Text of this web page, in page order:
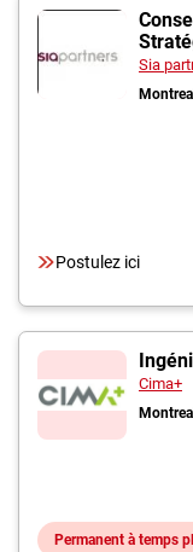
Sia
Montreal
Postulez ici
Cima+
Permanent à temps